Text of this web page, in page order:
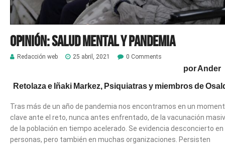
Opinión: Salud mental y pandemia
Redacción web 25 abril, 2021 0 Comments
por Ander
Retolaza e Iñaki Markez, Psiquiatras y miembros de
Tras más de un año de pandemia nos encontramos en un
clave ante el reto, nunca antes enfrentado, de la vacunación
de la población en tiempo acelerado. Se evidencia desconcierto en
personas, pero también en muchas organizaciones. Persisten